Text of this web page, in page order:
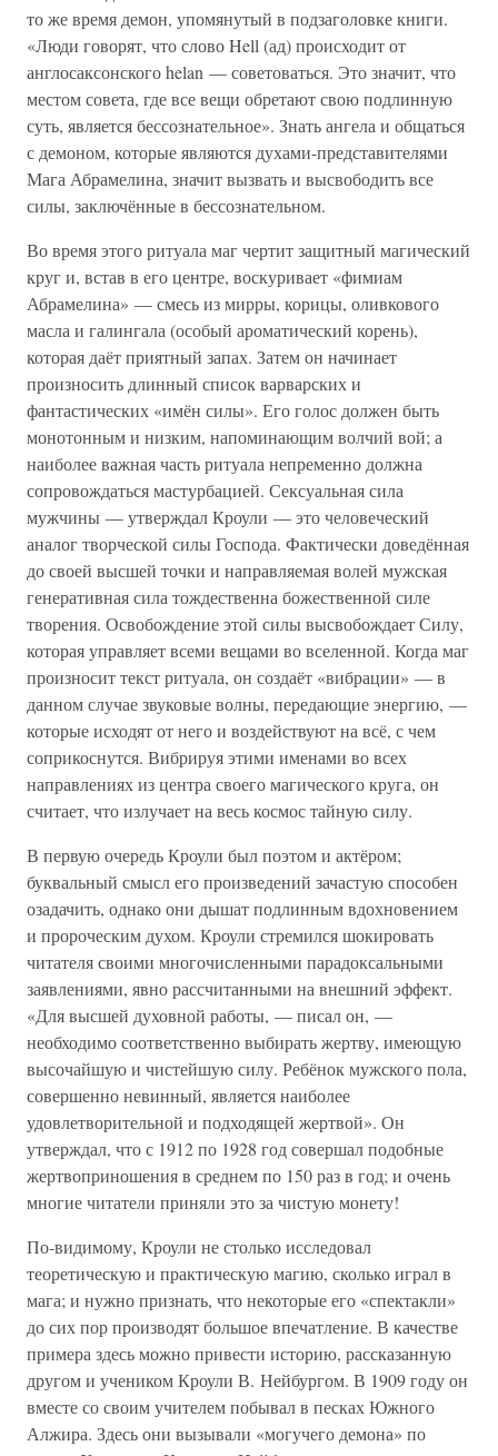
то же время демон, упомянутый в подзаголовке книги.
«Люди говорят, что слово Hell (ад) происходит от
англосаксонского helan — советоваться. Это значит, что
местом совета, где все вещи обретают свою подлинную
суть, является бессознательное». Знать ангела и общаться
с демоном, которые являются духами-представителями
Мага Абрамелина, значит вызвать и высвободить все
силы, заключённые в бессознательном.
Во время этого ритуала маг чертит защитный магический
круг и, встав в его центре, воскуривает «фимиам
Абрамелина» — смесь из мирры, корицы, оливкового
масла и галингала (особый ароматический корень),
которая даёт приятный запах. Затем он начинает
произносить длинный список варварских и
фантастических «имён силы». Его голос должен быть
монотонным и низким, напоминающим волчий вой; а
наиболее важная часть ритуала непременно должна
сопровождаться мастурбацией. Сексуальная сила
мужчины — утверждал Кроули — это человеческий
аналог творческой силы Господа. Фактически доведённая
до своей высшей точки и направляемая волей мужская
генеративная сила тождественна божественной силе
творения. Освобождение этой силы высвобождает Силу,
которая управляет всеми вещами во вселенной. Когда маг
произносит текст ритуала, он создаёт «вибрации» — в
данном случае звуковые волны, передающие энергию, —
которые исходят от него и воздействуют на всё, с чем
соприкоснутся. Вибрируя этими именами во всех
направлениях из центра своего магического круга, он
считает, что излучает на весь космос тайную силу.
В первую очередь Кроули был поэтом и актёром;
буквальный смысл его произведений зачастую способен
озадачить, однако они дышат подлинным вдохновением
и пророческим духом. Кроули стремился шокировать
читателя своими многочисленными парадоксальными
заявлениями, явно рассчитанными на внешний эффект.
«Для высшей духовной работы, — писал он, —
необходимо соответственно выбирать жертву, имеющую
высочайшую и чистейшую силу. Ребёнок мужского пола,
совершенно невинный, является наиболее
удовлетворительной и подходящей жертвой». Он
утверждал, что с 1912 по 1928 год совершал подобные
жертвоприношения в среднем по 150 раз в год; и очень
многие читатели приняли это за чистую монету!
По-видимому, Кроули не столько исследовал
теоретическую и практическую магию, сколько играл в
мага; и нужно признать, что некоторые его «спектакли»
до сих пор производят большое впечатление. В качестве
примера здесь можно привести историю, рассказанную
другом и учеником Кроули В. Нейбургом. В 1909 году он
вместе со своим учителем побывал в песках Южного
Алжира. Здесь они вызывали «могучего демона» по